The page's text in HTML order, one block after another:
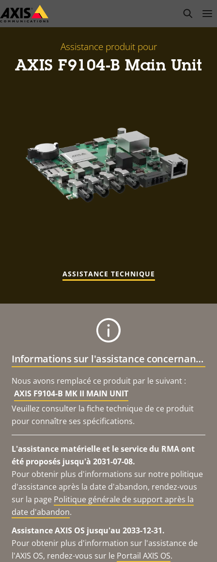
Passer
au
open
Assistance produit pour
AXIS F9104-B Main Unit
ASSISTANCE TECHNIQUE
Informations sur l'assistance concernant le produit
Nous avons remplacé ce produit par le suivant :
AXIS F9104-B MK II MAIN UNIT
Veuillez consulter la fiche technique de ce produit
pour connaître ses spécifications.
L'assistance matérielle et le service du RMA ont
été proposés jusqu'à 2031-07-08.
Pour obtenir plus d'informations sur notre politique
d'assistance après la date d'abandon, rendez-vous
sur la page Politique générale de support après la
date d'abandon.
Assistance AXIS OS jusqu'au 2033-12-31.
Pour obtenir plus d'information sur l'assistance de
l'AXIS OS, rendez-vous sur le Portail AXIS OS.